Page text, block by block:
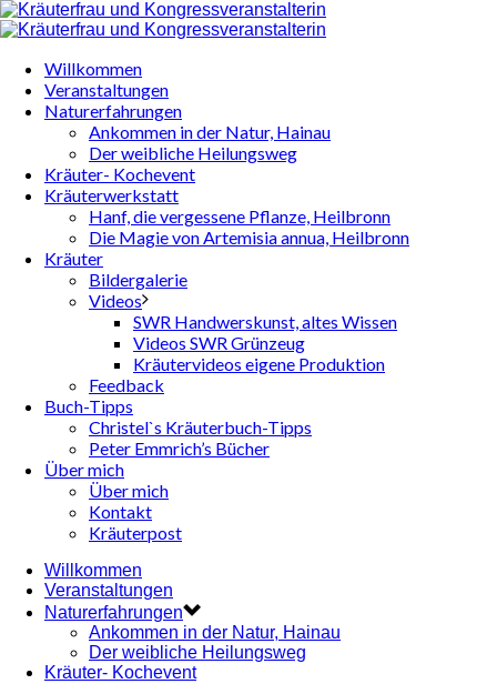
Willkommen
Veranstaltungen
Naturerfahrungen
Ankommen in der Natur, Hainau
Der weibliche Heilungsweg
Kräuter- Kochevent
Kräuterwerkstatt
Hanf, die vergessene Pflanze, Heilbronn
Die Magie von Artemisia annua, Heilbronn
Kräuter
Bildergalerie
Videos
SWR Handwerskunst, altes Wissen
Videos SWR Grünzeug
Kräutervideos eigene Produktion
Feedback
Buch-Tipps
Christel`s Kräuterbuch-Tipps
Peter Emmrich’s Bücher
Über mich
Über mich
Kontakt
Kräuterpost
Willkommen
Veranstaltungen
Naturerfahrungen
Ankommen in der Natur, Hainau
Der weibliche Heilungsweg
Kräuter- Kochevent